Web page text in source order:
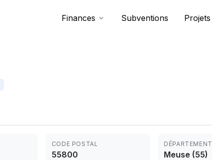
Finances Subventions Projets
CODE POSTAL
55800
DÉPARTEMENT
Meuse (55)